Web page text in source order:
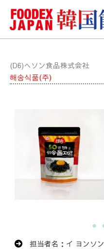
로
(D6)へソン食品株式会社
해송식품(주)
担当者名：イ ヨンソン